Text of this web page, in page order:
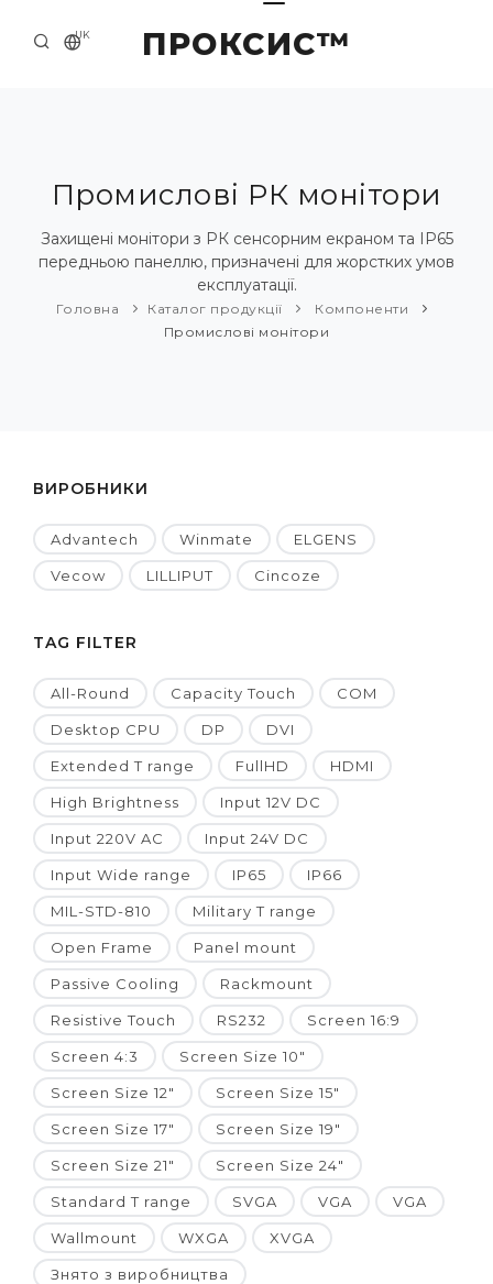
ПРОКСИС™
UK
ПРО НАС
ПРИКЛАДИ ТА РІШЕННЯ
КАТАЛОГ ПРОДУКЦІЇ
Промислові РК монітори
Захищені монітори з РК сенсорним екраном та IP65
передньою панеллю, призначені для жорстких умов
експлуатації.
Головна Каталог продукції
Компоненти
Промислові монітори
ВИРОБНИКИ
Advantech Winmate ELGENS
Vecow LILLIPUT Cincoze
TAG FILTER
All-Round Capacity Touch COM
Desktop CPU DP DVI
Extended T range FullHD HDMI
High Brightness Input 12V DC
Input 220V AC Input 24V DC
Input Wide range IP65 IP66
MIL-STD-810 Military T range
Open Frame Panel mount
Passive Cooling Rackmount
Resistive Touch RS232 Screen 16:9
Screen 4:3 Screen Size 10"
Screen Size 12" Screen Size 15"
Screen Size 17" Screen Size 19"
Screen Size 21" Screen Size 24"
Standard T range SVGA VGA VGA
Wallmount WXGA XVGA
Знято з виробництва